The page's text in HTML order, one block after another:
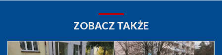
ZOBACZ TAKŻE